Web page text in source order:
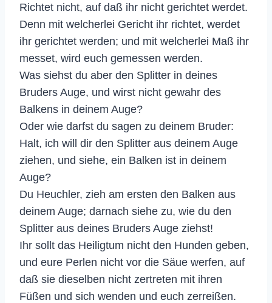
Richtet nicht, auf daß ihr nicht gerichtet werdet.
Denn mit welcherlei Gericht ihr richtet, werdet
ihr gerichtet werden; und mit welcherlei Maß ihr
messet, wird euch gemessen werden.
Was siehst du aber den Splitter in deines
Bruders Auge, und wirst nicht gewahr des
Balkens in deinem Auge?
Oder wie darfst du sagen zu deinem Bruder:
Halt, ich will dir den Splitter aus deinem Auge
ziehen, und siehe, ein Balken ist in deinem
Auge?
Du Heuchler, zieh am ersten den Balken aus
deinem Auge; darnach siehe zu, wie du den
Splitter aus deines Bruders Auge ziehst!
Ihr sollt das Heiligtum nicht den Hunden geben,
und eure Perlen nicht vor die Säue werfen, auf
daß sie dieselben nicht zertreten mit ihren
Füßen und sich wenden und euch zerreißen.